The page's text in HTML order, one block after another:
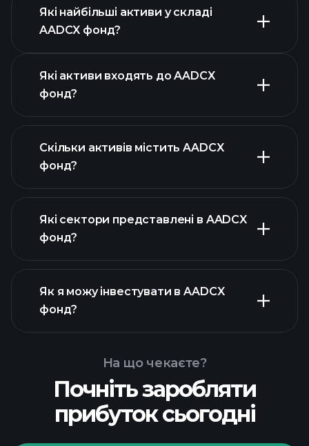
діаграмі
Які найбільші активи у складі
AADCX фонд?
Які активи входять до AADCX
фонд?
активів AADCX фонд
Скільки активів містить AADCX
фонд?
Які сектори представлені в AADCX
фонд?
Як я можу інвестувати в AADCX
фонд?
На що чекаєте?
Почніть заробляти
прибуток сьогодні